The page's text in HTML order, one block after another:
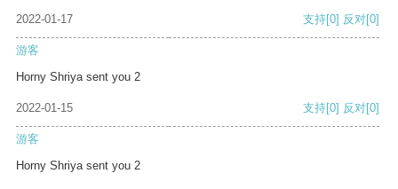
2022-01-17 支持[0] 反对[0]
游客
Horny Shriya sent you 2
2022-01-15 支持[0] 反对[0]
游客
Horny Shriya sent you 2